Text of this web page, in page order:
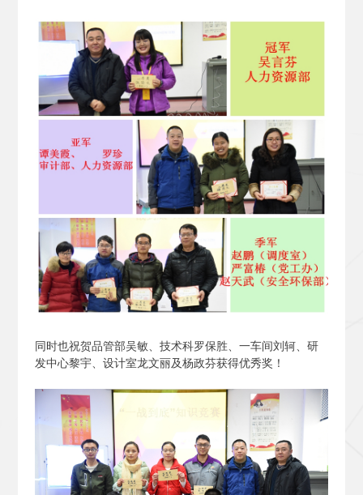
同时也祝贺品管部吴敏、技术科罗保胜、一车间刘轲、研
发中心黎宇、设计室龙文丽及杨政芬获得优秀奖！